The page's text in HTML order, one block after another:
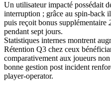
Un utilisateur impacté possédait
interruption ; grâce au spin-back
puis reçoit bonus supplémentaire
pendant sept jours.
Statistiques internes montrent
Rétention Q3 chez ceux
comparativement aux joueurs
bonne gestion post incident
player‑operator.